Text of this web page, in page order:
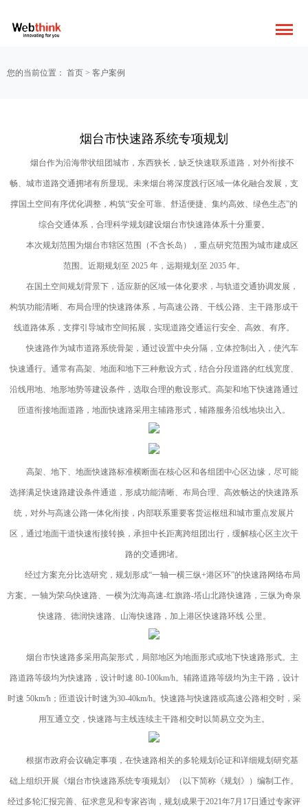
您的当前位置： 首页 > 客户案例
烟台市快速路系统专项规划
烟台作为沿海带状组团城市，东西狭长，缺乏快速联系道路，对外衔接不
畅、城市道路交通拥堵有所显现。未来烟台将深度践行区域一体化融合发展，支
撑国土空间有序优化调整，构筑“安全可靠、舒适便捷、集约高效、绿色生态”的
综合交通体系，合理科学规划建设烟台市快速路体系十分重要。
本次规划范围为烟台市辖区范围（不含长岛），重点研究范围为城市建成区
范围。近期规划至 2025 年，远期规划至 2035 年。
在国土空间规划背景下，适应新的区域一体化要求，与轨道交通协调发展，
构筑功能清晰、布局合理的快速路体系，与高速公路、干线公路、主干路形成干
线道路体系，支撑引导城市空间拓展，实现道路交通运行安全、高效、有序。
快速路作为城市道路系统骨架，通过设置中央分隔，立体控制出入，使汽车
快速通行。通常有高架、地面和地下三种敷设方式，结合分段道路的红线宽度、
沿线用地、地形地势等建设条件，选取合理的敷设形式。高架和地下快速路通过
匝道衔接地面道路，地面快速路采用主辅路形式，辅路服务沿线地块出入。
高架、地下、地面快速路标准横断面在核心区和各组团中心区边缘，尽可能
选择满足快速路建设条件通道，形成功能清晰、布局合理、高效畅达的快速路系
统，对外与高速公路一体化衔接，内部联系重要客货运枢纽和城市重点发展片
区，通过地面干道快速衔接转换，承担中长距离跨组团出行，缓解核心区主次干
路的交通拥堵。
经过方案充分比选研究，规划形成“一轴一横三纵+港区环”的快速路网络布局
方案。一轴为荣乌快速路、一横为沈海高速-红旗路-塔山北路快速路，三纵为奇泉
快速路、德润快速路、山海快速路，加上港区快速路环线 公里。
烟台市快速路多采用高架形式，局部地区为地面形式或地下快速路形式。主
路道路等级均为快速路，设计时速 80-100km/h。辅路道路等级均为主干路，设计
时速 50km/h；匝道设计时速为30-40km/h。快速路与快速路或高速公路相交时，采
用互通立交，快速路与主线连续主干路相交时以简易立交为主。
根据市政府会议确定事项，在快速路相关的多轮规划论证和详细规划研究基
础上组织开展《烟台市快速路系统专项规划》（以下简称《规划》）编制工作。
经过多轮汇报完善、征求意见和专家咨询，规划成果于2021年7月17日通过专家评